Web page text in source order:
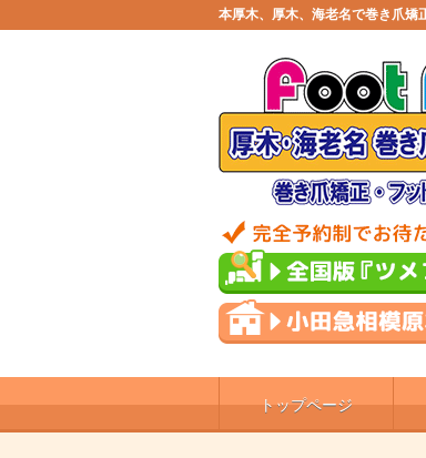
本厚木、厚木、海老名で巻き爪矯
トップページ